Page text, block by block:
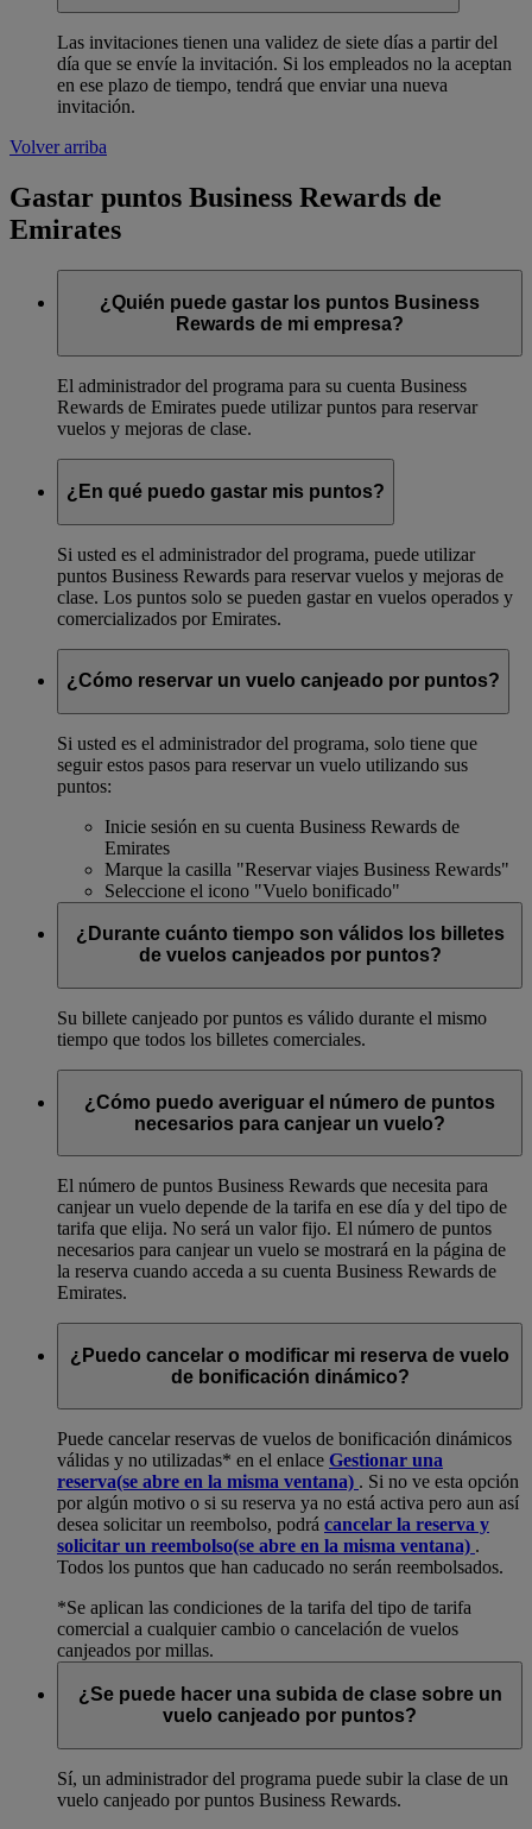
Las invitaciones tienen una validez de siete días a partir del
día que se envíe la invitación. Si los empleados no la aceptan
en ese plazo de tiempo, tendrá que enviar una nueva
invitación.
Volver arriba
Gastar puntos Business Rewards de
Emirates
¿Quién puede gastar los puntos Business
Rewards de mi empresa?
El administrador del programa para su cuenta Business
Rewards de Emirates puede utilizar puntos para reservar
vuelos y mejoras de clase.
¿En qué puedo gastar mis puntos?
Si usted es el administrador del programa, puede utilizar
puntos Business Rewards para reservar vuelos y mejoras de
clase. Los puntos solo se pueden gastar en vuelos operados y
comercializados por Emirates.
¿Cómo reservar un vuelo canjeado por puntos?
Si usted es el administrador del programa, solo tiene que
seguir estos pasos para reservar un vuelo utilizando sus
puntos:
Inicie sesión en su cuenta Business Rewards de
Emirates
Marque la casilla "Reservar viajes Business Rewards"
Seleccione el icono "Vuelo bonificado"
¿Durante cuánto tiempo son válidos los billetes
de vuelos canjeados por puntos?
Su billete canjeado por puntos es válido durante el mismo
tiempo que todos los billetes comerciales.
¿Cómo puedo averiguar el número de puntos
necesarios para canjear un vuelo?
El número de puntos Business Rewards que necesita para
canjear un vuelo depende de la tarifa en ese día y del tipo de
tarifa que elija. No será un valor fijo. El número de puntos
necesarios para canjear un vuelo se mostrará en la página de
la reserva cuando acceda a su cuenta Business Rewards de
Emirates.
¿Puedo cancelar o modificar mi reserva de vuelo
de bonificación dinámico?
Puede cancelar reservas de vuelos de bonificación dinámicos
válidas y no utilizadas* en el enlace Gestionar una
reserva(se abre en la misma ventana) . Si no ve esta opción
por algún motivo o si su reserva ya no está activa pero aun así
desea solicitar un reembolso, podrá cancelar la reserva y
solicitar un reembolso(se abre en la misma ventana) .
Todos los puntos que han caducado no serán reembolsados.
*Se aplican las condiciones de la tarifa del tipo de tarifa
comercial a cualquier cambio o cancelación de vuelos
canjeados por millas.
¿Se puede hacer una subida de clase sobre un
vuelo canjeado por puntos?
Sí, un administrador del programa puede subir la clase de un
vuelo canjeado por puntos Business Rewards.